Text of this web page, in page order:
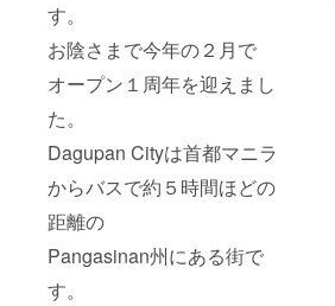
す。
お陰さまで今年の２月で
オープン１周年を迎えまし
た。
Dagupan Cityは首都マニラ
からバスで約５時間ほどの
距離の
Pangasinan州にある街で
す。